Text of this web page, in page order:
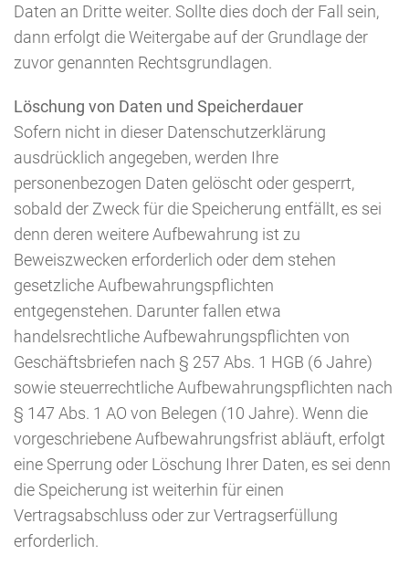
Daten an Dritte weiter. Sollte dies doch der Fall sein,
dann erfolgt die Weitergabe auf der Grundlage der
zuvor genannten Rechtsgrundlagen.
Löschung von Daten und Speicherdauer
Sofern nicht in dieser Datenschutzerklärung
ausdrücklich angegeben, werden Ihre
personenbezogen Daten gelöscht oder gesperrt,
sobald der Zweck für die Speicherung entfällt, es sei
denn deren weitere Aufbewahrung ist zu
Beweiszwecken erforderlich oder dem stehen
gesetzliche Aufbewahrungspflichten
entgegenstehen. Darunter fallen etwa
handelsrechtliche Aufbewahrungspflichten von
Geschäftsbriefen nach § 257 Abs. 1 HGB (6 Jahre)
sowie steuerrechtliche Aufbewahrungspflichten nach
§ 147 Abs. 1 AO von Belegen (10 Jahre). Wenn die
vorgeschriebene Aufbewahrungsfrist abläuft, erfolgt
eine Sperrung oder Löschung Ihrer Daten, es sei denn
die Speicherung ist weiterhin für einen
Vertragsabschluss oder zur Vertragserfüllung
erforderlich.